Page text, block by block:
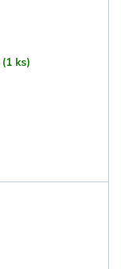
(1 ks)